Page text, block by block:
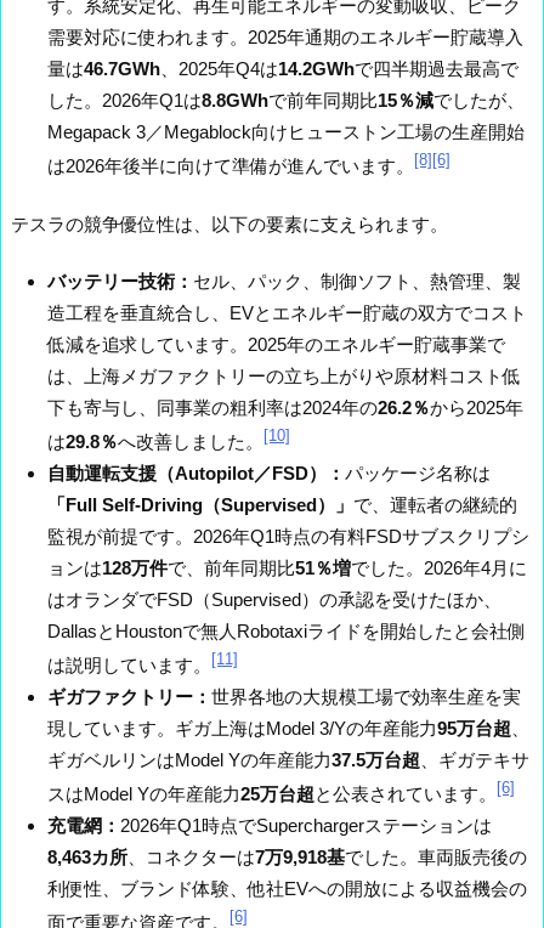
す。系統安定化、再生可能エネルギーの変動吸収、ピーク
需要対応に使われます。2025年通期のエネルギー貯蔵導入
量は46.7GWh 、2025年Q4は14.2GWhで四半期過去最高で
した。2026年Q1は8.8GWhで前年同期比15％減でしたが、
Megapack 3／Megablock向けヒューストン工場の生産開始
は2026年後半に向けて準備が進んでいます。
[8] [6]
テスラの競争優位性は、以下の要素に支えられます。
バッテリー技術： セル、パック、制御ソフト、熱管理、製
造工程を垂直統合し、EVとエネルギー貯蔵の双方でコスト
低減を追求しています。2025年のエネルギー貯蔵事業で
は、上海メガファクトリーの立ち上がりや原材料コスト低
下も寄与し、同事業の粗利率は2024年の26.2％から2025年
は29.8％へ改善しました。 [10]
自動運転支援（Autopilot／FSD）： パッケージ名称は
「Full Self-Driving（Supervised）」 で、運転者の継続的
監視が前提です。2026年Q1時点の有料FSDサブスクリプシ
ョンは128万件で、前年同期比51％増でした。2026年4月に
はオランダでFSD（Supervised）の承認を受けたほか、
DallasとHoustonで無人Robotaxiライドを開始したと会社側
は説明しています。
[11]
ギガファクトリー： 世界各地の大規模工場で効率生産を実
現しています。ギガ上海はModel 3/Yの年産能力95万台超
ギガベルリンはModel Yの年産能力37.5万台超 、ギガテキサ
スはModel Yの年産能力25万台超と公表されています。 [6]
充電網： 2026年Q1時点でSuperchargerステーションは
8,463カ所 、コネクターは7万9,918基でした。車両販売後の
利便性、ブランド体験、他社EVへの開放による収益機会の
面で重要な資産です。
[6]